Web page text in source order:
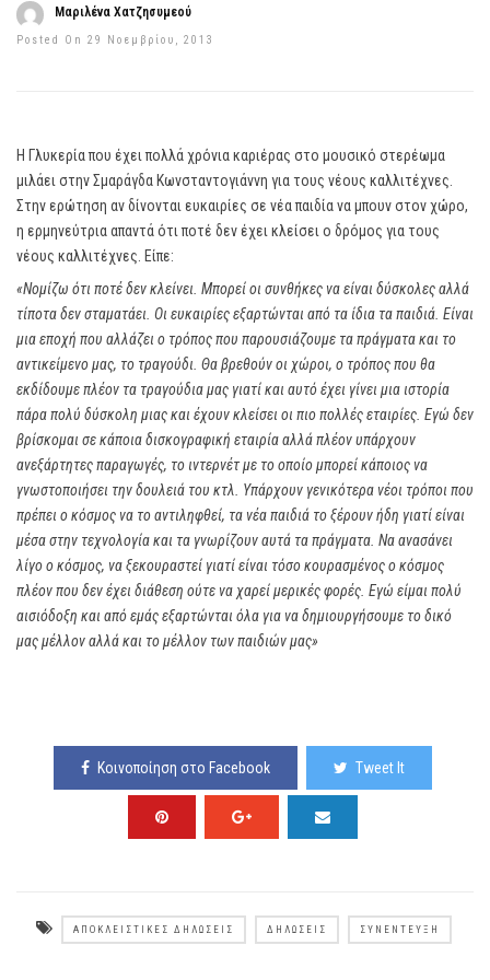
Μαριλένα Χατζησυμεού
Posted On 29 Νοεμβρίου, 2013
Η Γλυκερία που έχει πολλά χρόνια καριέρας στο μουσικό στερέωμα
μιλάει στην Σμαράγδα Κωνσταντογιάννη για τους νέους καλλιτέχνες.
Στην ερώτηση αν δίνονται ευκαιρίες σε νέα παιδία να μπουν στον χώρο,
η ερμηνεύτρια απαντά ότι ποτέ δεν έχει κλείσει ο δρόμος για τους
νέους καλλιτέχνες. Είπε:
«Νομίζω ότι ποτέ δεν κλείνει. Μπορεί οι συνθήκες να είναι δύσκολες αλλά
τίποτα δεν σταματάει. Οι ευκαιρίες εξαρτώνται από τα ίδια τα παιδιά. Είναι
μια εποχή που αλλάζει ο τρόπος που παρουσιάζουμε τα πράγματα και το
αντικείμενο μας, το τραγούδι. Θα βρεθούν οι χώροι, ο τρόπος που θα
εκδίδουμε πλέον τα τραγούδια μας γιατί και αυτό έχει γίνει μια ιστορία
πάρα πολύ δύσκολη μιας και έχουν κλείσει οι πιο πολλές εταιρίες. Εγώ δεν
βρίσκομαι σε κάποια δισκογραφική εταιρία αλλά πλέον υπάρχουν
ανεξάρτητες παραγωγές, το ιντερνέτ με το οποίο μπορεί κάποιος να
γνωστοποιήσει την δουλειά του κτλ. Υπάρχουν γενικότερα νέοι τρόποι που
πρέπει ο κόσμος να το αντιληφθεί, τα νέα παιδιά το ξέρουν ήδη γιατί είναι
μέσα στην τεχνολογία και τα γνωρίζουν αυτά τα πράγματα. Να ανασάνει
λίγο ο κόσμος, να ξεκουραστεί γιατί είναι τόσο κουρασμένος ο κόσμος
πλέον που δεν έχει διάθεση ούτε να χαρεί μερικές φορές. Εγώ είμαι πολύ
αισιόδοξη και από εμάς εξαρτώνται όλα για να δημιουργήσουμε το δικό
μας μέλλον αλλά και το μέλλον των παιδιών μας»
Κοινοποίηση στο Facebook Tweet It
ΑΠΟΚΛΕΙΣΤΙΚΈΣ ΔΗΛΏΣΕΙΣ ΔΗΛΏΣΕΙΣ ΣΥΝΈΝΤΕΥΞΗ